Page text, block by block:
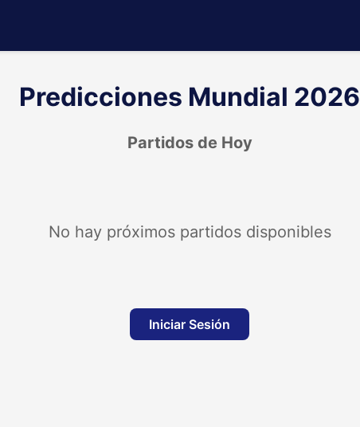
Predicciones Mundial 2026
Partidos de Hoy
No hay próximos partidos disponibles
Iniciar Sesión